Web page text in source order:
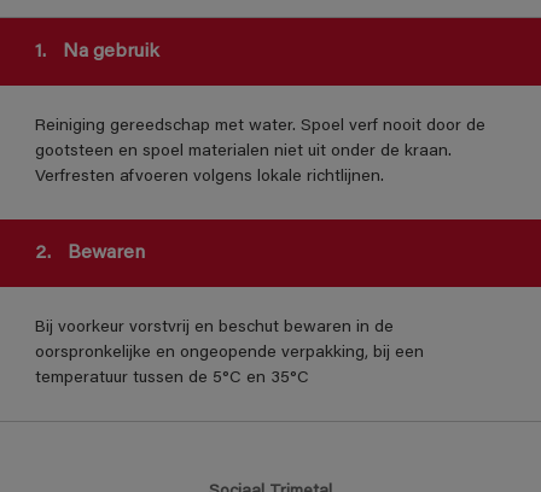
1. Na gebruik
Reiniging gereedschap met water. Spoel verf nooit door de
gootsteen en spoel materialen niet uit onder de kraan.
Verfresten afvoeren volgens lokale richtlijnen.
2. Bewaren
Bij voorkeur vorstvrij en beschut bewaren in de
oorspronkelijke en ongeopende verpakking, bij een
temperatuur tussen de 5°C en 35°C